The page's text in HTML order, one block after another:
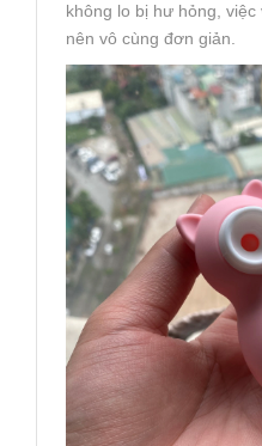
không lo bị hư hỏng,
nên vô cùng đơn giản.